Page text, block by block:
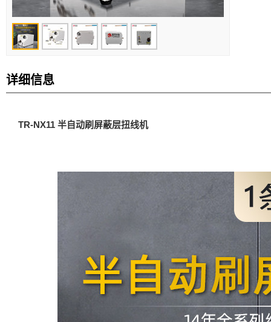
详细信息
TR-NX11 半自动刷屏蔽层扭线机